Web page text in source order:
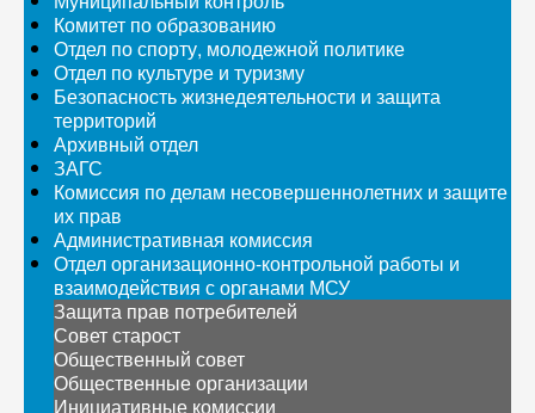
Комитет по образованию
Отдел по спорту, молодежной политике
Отдел по культуре и туризму
Безопасность жизнедеятельности и защита
территорий
Архивный отдел
ЗАГС
Комиссия по делам несовершеннолетних и защите
их прав
Административная комиссия
Отдел организационно-контрольной работы и
взаимодействия с органами МСУ
Защита прав потребителей
Совет старост
Общественный совет
Общественные организации
Инициативные комиссии